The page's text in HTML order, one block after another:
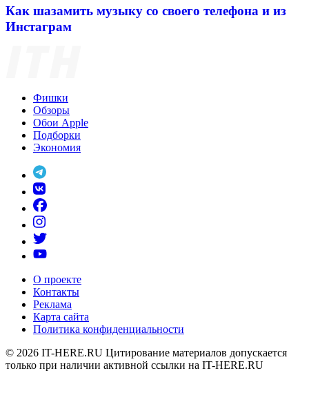
Как шазамить музыку со своего телефона и из
Инстаграм
Фишки
Обзоры
Обои Apple
Подборки
Экономия
О проекте
Контакты
Реклама
Карта сайта
Политика конфиденциальности
© 2026 IT-HERE.RU Цитирование материалов допускается
только при наличии активной ссылки на IT-HERE.RU